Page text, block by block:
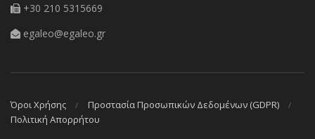
+30 210 5315669
egaleo@egaleo.gr
Όροι Χρήσης
Προστασία Προσωπικών Δεδομένων (GDPR)
Πολιτική Απορρήτου